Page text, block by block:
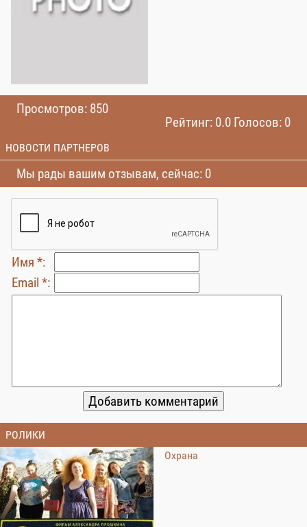
Просмотров: 850
Рейтинг: 0.0 Голосов: 0
НОВОСТИ ПАРТНЕРОВ
Мы рады вашим отзывам, сейчас: 0
Имя *:
Email *:
РОЛИКИ
Охрана